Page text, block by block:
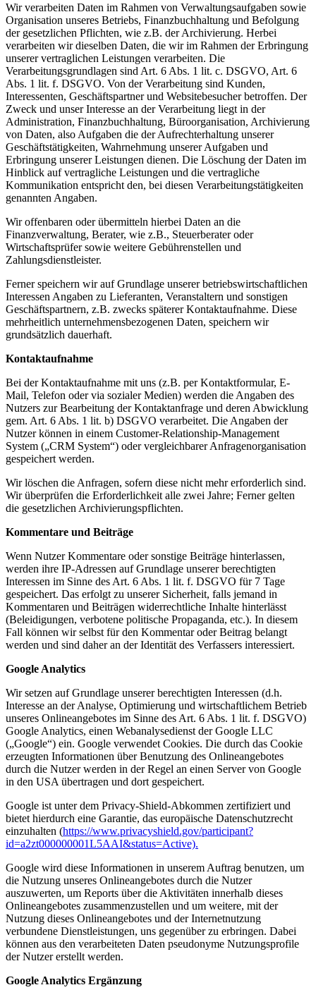
Wir verarbeiten Daten im Rahmen von Verwaltungsaufgaben sowie
Organisation unseres Betriebs, Finanzbuchhaltung und Befolgung
der gesetzlichen Pflichten, wie z.B. der Archivierung. Herbei
verarbeiten wir dieselben Daten, die wir im Rahmen der Erbringung
unserer vertraglichen Leistungen verarbeiten. Die
Verarbeitungsgrundlagen sind Art. 6 Abs. 1 lit. c. DSGVO, Art. 6
Abs. 1 lit. f. DSGVO. Von der Verarbeitung sind Kunden,
Interessenten, Geschäftspartner und Websitebesucher betroffen. Der
Zweck und unser Interesse an der Verarbeitung liegt in der
Administration, Finanzbuchhaltung, Büroorganisation, Archivierung
von Daten, also Aufgaben die der Aufrechterhaltung unserer
Geschäftstätigkeiten, Wahrnehmung unserer Aufgaben und
Erbringung unserer Leistungen dienen. Die Löschung der Daten im
Hinblick auf vertragliche Leistungen und die vertragliche
Kommunikation entspricht den, bei diesen Verarbeitungstätigkeiten
genannten Angaben.
Wir offenbaren oder übermitteln hierbei Daten an die
Finanzverwaltung, Berater, wie z.B., Steuerberater oder
Wirtschaftsprüfer sowie weitere Gebührenstellen und
Zahlungsdienstleister.
Ferner speichern wir auf Grundlage unserer betriebswirtschaftlichen
Interessen Angaben zu Lieferanten, Veranstaltern und sonstigen
Geschäftspartnern, z.B. zwecks späterer Kontaktaufnahme. Diese
mehrheitlich unternehmensbezogenen Daten, speichern wir
grundsätzlich dauerhaft.
Kontaktaufnahme
Bei der Kontaktaufnahme mit uns (z.B. per Kontaktformular, E-
Mail, Telefon oder via sozialer Medien) werden die Angaben des
Nutzers zur Bearbeitung der Kontaktanfrage und deren Abwicklung
gem. Art. 6 Abs. 1 lit. b) DSGVO verarbeitet. Die Angaben der
Nutzer können in einem Customer-Relationship-Management
System („CRM System“) oder vergleichbarer Anfragenorganisation
gespeichert werden.
Wir löschen die Anfragen, sofern diese nicht mehr erforderlich sind.
Wir überprüfen die Erforderlichkeit alle zwei Jahre; Ferner gelten
die gesetzlichen Archivierungspflichten.
Kommentare und Beiträge
Wenn Nutzer Kommentare oder sonstige Beiträge hinterlassen,
werden ihre IP-Adressen auf Grundlage unserer berechtigten
Interessen im Sinne des Art. 6 Abs. 1 lit. f. DSGVO für 7 Tage
gespeichert. Das erfolgt zu unserer Sicherheit, falls jemand in
Kommentaren und Beiträgen widerrechtliche Inhalte hinterlässt
(Beleidigungen, verbotene politische Propaganda, etc.). In diesem
Fall können wir selbst für den Kommentar oder Beitrag belangt
werden und sind daher an der Identität des Verfassers interessiert.
Google Analytics
Wir setzen auf Grundlage unserer berechtigten Interessen (d.h.
Interesse an der Analyse, Optimierung und wirtschaftlichem Betrieb
unseres Onlineangebotes im Sinne des Art. 6 Abs. 1 lit. f. DSGVO)
Google Analytics, einen Webanalysedienst der Google LLC
(„Google“) ein. Google verwendet Cookies. Die durch das Cookie
erzeugten Informationen über Benutzung des Onlineangebotes
durch die Nutzer werden in der Regel an einen Server von Google
in den USA übertragen und dort gespeichert.
Google ist unter dem Privacy-Shield-Abkommen zertifiziert und
bietet hierdurch eine Garantie, das europäische Datenschutzrecht
einzuhalten (https://www.privacyshield.gov/participant?
id=a2zt000000001L5AAI&status=Active).
Google wird diese Informationen in unserem Auftrag benutzen, um
die Nutzung unseres Onlineangebotes durch die Nutzer
auszuwerten, um Reports über die Aktivitäten innerhalb dieses
Onlineangebotes zusammenzustellen und um weitere, mit der
Nutzung dieses Onlineangebotes und der Internetnutzung
verbundene Dienstleistungen, uns gegenüber zu erbringen. Dabei
können aus den verarbeiteten Daten pseudonyme Nutzungsprofile
der Nutzer erstellt werden.
Google Analytics Ergänzung